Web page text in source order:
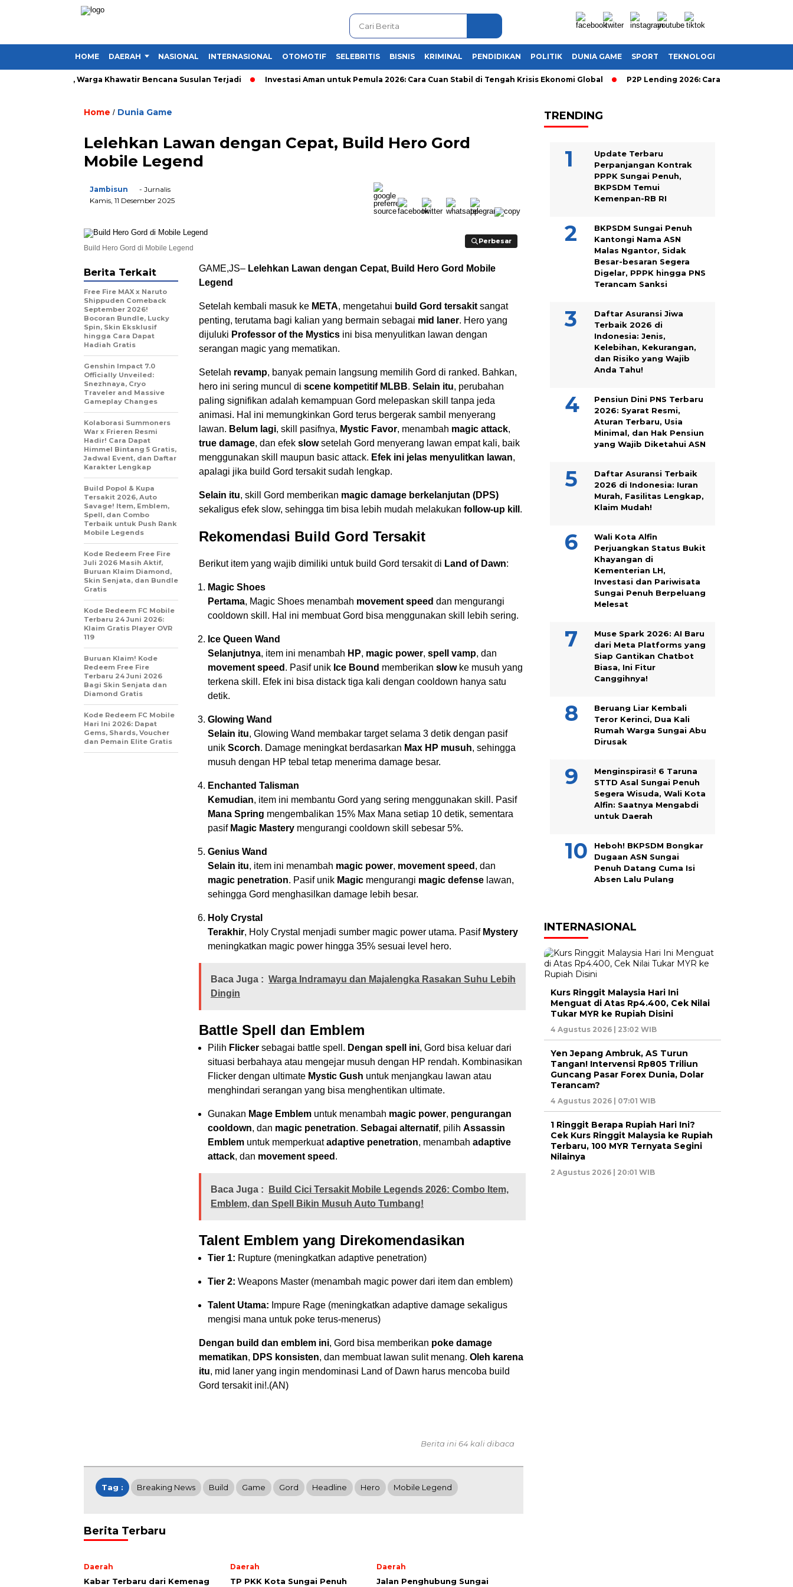
HOME DAERAH NASIONAL INTERNASIONAL OTOMOTIF SELEBRITIS BISNIS KRIMINAL PENDIDIKAN POLITIK DUNIA GAME SPORT TEKNOLOGI
di Kerinci, Warga Khawatir Bencana Susulan Terjadi Investasi Aman untuk Pemula 2026: Cara Cuan Stabil di Tengah Krisis Ekonomi Global P2P Lending 2026: Cara Cerdas
Home / Dunia Game
Lelehkan Lawan dengan Cepat, Build Hero Gord
Mobile Legend
Jambisun
- Jurnalis
Kamis, 11 Desember 2025
Perbesar
Perbesar
Build Hero Gord di Mobile Legend
GAME,JS– Lelehkan Lawan dengan Cepat, Build Hero Gord Mobile
Legend
Setelah kembali masuk ke META, mengetahui build Gord tersakit sangat
penting, terutama bagi kalian yang bermain sebagai mid laner. Hero yang
dijuluki Professor of the Mystics ini bisa menyulitkan lawan dengan
serangan magic yang mematikan.
Setelah revamp, banyak pemain langsung memilih Gord di ranked. Bahkan,
hero ini sering muncul di scene kompetitif MLBB. Selain itu, perubahan
paling signifikan adalah kemampuan Gord melepaskan skill tanpa jeda
animasi. Hal ini memungkinkan Gord terus bergerak sambil menyerang
lawan. Belum lagi, skill pasifnya, Mystic Favor, menambah magic attack,
true damage, dan efek slowsetelah Gord menyerang lawan empat kali, baik
menggunakan skill maupun basic attack. Efek ini jelas menyulitkan lawan,
apalagi jika build Gord tersakit sudah lengkap.
Selain itu, skill Gord memberikan magic damage berkelanjutan (DPS)
sekaligus efek slow, sehingga tim bisa lebih mudah melakukan follow-up kill .
Rekomendasi Build Gord Tersakit
Berikut item yang wajib dimiliki untuk build Gord tersakit di Land of Dawn:
Magic Shoes
Pertama, Magic Shoes menambah movement speed dan mengurangi
cooldown skill. Hal ini membuat Gord bisa menggunakan skill lebih sering.
Ice Queen Wand
Selanjutnya, item ini menambah HP, magic power, spell vamp, dan
movement speed . Pasif unik Ice Bound memberikan slowke musuh yang
terkena skill. Efek ini bisa distack tiga kali dengan cooldown hanya satu
detik.
Glowing Wand
Selain itu, Glowing Wand membakar target selama 3 detik dengan pasif
unik Scorch. Damage meningkat berdasarkan Max HP musuh, sehingga
musuh dengan HP tebal tetap menerima damage besar.
Enchanted Talisman
Kemudian, item ini membantu Gord yang sering menggunakan skill. Pasif
Mana Spring mengembalikan 15% Max Mana setiap 10 detik, sementara
pasif Magic Mastery mengurangi cooldown skill sebesar 5%.
Genius Wand
Selain itu, item ini menambah magic power, movement speed , dan
magic penetration. Pasif unik Magic mengurangi magic defense lawan,
sehingga Gord menghasilkan damage lebih besar.
Holy Crystal
Terakhir, Holy Crystal menjadi sumber magic power utama. Pasif Mystery
meningkatkan magic power hingga 35% sesuai level hero.
Baca Juga : Warga Indramayu dan Majalengka Rasakan Suhu Lebih
Dingin
Battle Spell dan Emblem
Pilih Flicker sebagai battle spell. Dengan spell ini, Gord bisa keluar dari
situasi berbahaya atau mengejar musuh dengan HP rendah. Kombinasikan
Flicker dengan ultimate Mystic Gush untuk menjangkau lawan atau
menghindari serangan yang bisa menghentikan ultimate.
Gunakan Mage Emblem untuk menambah magic power, pengurangan
cooldown, dan magic penetration. Sebagai alternatif, pilih Assassin
Emblem untuk memperkuatadaptive penetration, menambah adaptive
attack, dan movement speed .
Baca Juga :
Build Cici Tersakit Mobile Legends 2026: Combo Item,
Emblem, dan Spell Bikin Musuh Auto Tumbang!
Talent Emblem yang Direkomendasikan
Tier 1: Rupture (meningkatkan adaptive penetration)
Tier 2: Weapons Master (menambah magic power dari item dan emblem)
Talent Utama: Impure Rage (meningkatkan adaptive damage sekaligus
mengisi mana untuk poke terus-menerus)
Dengan build dan emblem ini, Gord bisa memberikan poke damage
mematikan, DPS konsisten, dan membuat lawan sulit menang. Oleh karena
itu, mid laner yang ingin mendominasi Land of Dawn harus mencoba build
Gord tersakit ini!.(AN)
Berita Terkait
Free Fire MAX x Naruto
Shippuden Comeback
September 2026!
Bocoran Bundle, Lucky
Spin, Skin Eksklusif
hingga Cara Dapat
Hadiah Gratis
Genshin Impact 7.0
Officially Unveiled:
Snezhnaya, Cryo
Traveler and Massive
Gameplay Changes
Kolaborasi Summoners
War x Frieren Resmi
Hadir! Cara Dapat
Himmel Bintang 5 Gratis,
Jadwal Event, dan Daftar
Karakter Lengkap
Build Popol & Kupa
Tersakit 2026, Auto
Savage! Item, Emblem,
Spell, dan Combo
Terbaik untuk Push Rank
Mobile Legends
Kode Redeem Free Fire
Juli 2026 Masih Aktif,
Buruan Klaim Diamond,
Skin Senjata, dan Bundle
Gratis
Kode Redeem FC Mobile
Terbaru 24 Juni 2026:
Klaim Gratis Player OVR
119
Buruan Klaim! Kode
Redeem Free Fire
Terbaru 24 Juni 2026
Bagi Skin Senjata dan
Diamond Gratis
Kode Redeem FC Mobile
Hari Ini 2026: Dapat
Gems, Shards, Voucher
dan Pemain Elite Gratis
Berita ini 64 kali dibaca
Tag : Breaking News Build Game Gord Headline Hero Mobile Legend
Berita Terbaru
Daerah
Kabar Terbaru dari Kemenag
Daerah
TP PKK Kota Sungai Penuh
Daerah
Jalan Penghubung Sungai
TRENDING
Update Terbaru
Perpanjangan Kontrak
PPPK Sungai Penuh,
BKPSDM Temui
Kemenpan-RB RI
BKPSDM Sungai Penuh
Kantongi Nama ASN
Malas Ngantor, Sidak
Besar-besaran Segera
Digelar, PPPK hingga PNS
Terancam Sanksi
Daftar Asuransi Jiwa
Terbaik 2026 di
Indonesia: Jenis,
Kelebihan, Kekurangan,
dan Risiko yang Wajib
Anda Tahu!
Pensiun Dini PNS Terbaru
2026: Syarat Resmi,
Aturan Terbaru, Usia
Minimal, dan Hak Pensiun
yang Wajib Diketahui ASN
Daftar Asuransi Terbaik
2026 di Indonesia: Iuran
Murah, Fasilitas Lengkap,
Klaim Mudah!
Wali Kota Alfin
Perjuangkan Status Bukit
Khayangan di
Kementerian LH,
Investasi dan Pariwisata
Sungai Penuh Berpeluang
Melesat
Muse Spark 2026: AI Baru
dari Meta Platforms yang
Siap Gantikan Chatbot
Biasa, Ini Fitur
Canggihnya!
Beruang Liar Kembali
Teror Kerinci, Dua Kali
Rumah Warga Sungai Abu
Dirusak
Menginspirasi! 6 Taruna
STTD Asal Sungai Penuh
Segera Wisuda, Wali Kota
Alfin: Saatnya Mengabdi
untuk Daerah
Heboh! BKPSDM Bongkar
Dugaan ASN Sungai
Penuh Datang Cuma Isi
Absen Lalu Pulang
INTERNASIONAL
Kurs Ringgit Malaysia Hari Ini
Menguat di Atas Rp4.400, Cek Nilai
Tukar MYR ke Rupiah Disini
4 Agustus 2026 | 23:02 WIB
Yen Jepang Ambruk, AS Turun
Tangan! Intervensi Rp805 Triliun
Guncang Pasar Forex Dunia, Dolar
Terancam?
4 Agustus 2026 | 07:01 WIB
1 Ringgit Berapa Rupiah Hari Ini?
Cek Kurs Ringgit Malaysia ke Rupiah
Terbaru, 100 MYR Ternyata Segini
Nilainya
2 Agustus 2026 | 20:01 WIB